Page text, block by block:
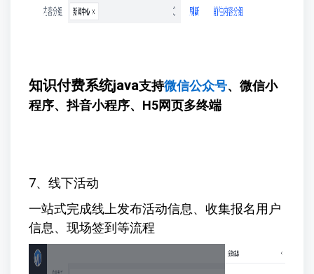
知识付费系统java支持微信公众号、微信小
程序、抖音小程序、H5网页多终端
7、线下活动
一站式完成线上发布活动信息、收集报名用户
信息、现场签到等流程